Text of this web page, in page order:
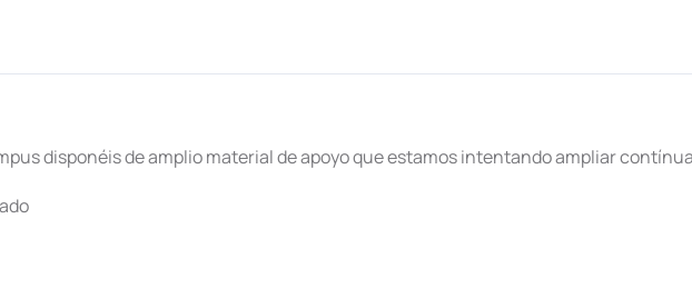
disponéis de amplio material de apoyo que estamos intentando ampliar